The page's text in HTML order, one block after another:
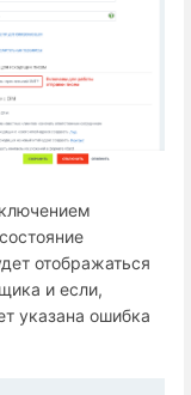
отображаться
и если,
указана ошибка